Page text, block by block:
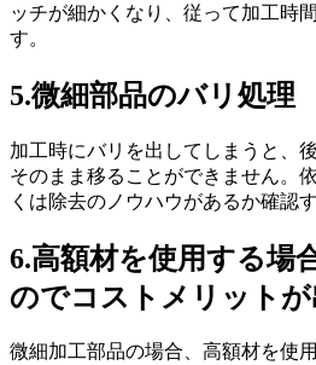
ッチが細かくなり、従って加工時
す。
5.微細部品のバリ処理
加工時にバリを出してしまうと、
そのまま移ることができません。
くは除去のノウハウがあるか確認
6.高額材を使用する場
のでコストメリットが
微細加工部品の場合、高額材を使